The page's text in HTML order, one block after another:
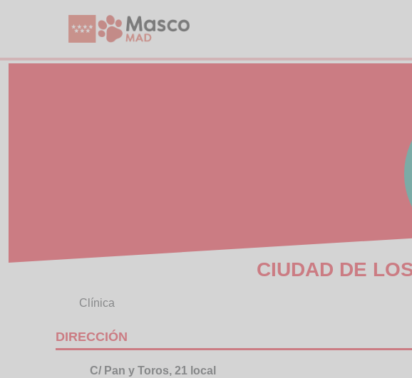
CIUDAD DE
Clínica
DIRECCIÓN
C/ Pan y Toros, 21 local